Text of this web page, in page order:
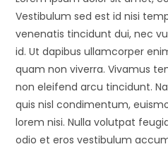
Vestibulum sed est id nisi
venenatis tincidunt dui, nec
id. Ut dapibus ullamcorper
quam non viverra. Vivamus
non eleifend arcu tincidunt.
quis nisl condimentum,
lorem nisi. Nulla volutpat
odio et eros vestibulum